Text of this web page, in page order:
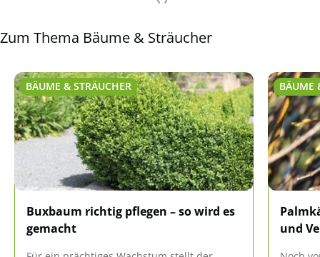
Zum Thema Bäume & Sträucher
BÄUME & STRÄUCHER
Buxbaum richtig pflegen – so wird es
gemacht
BÄUME
und